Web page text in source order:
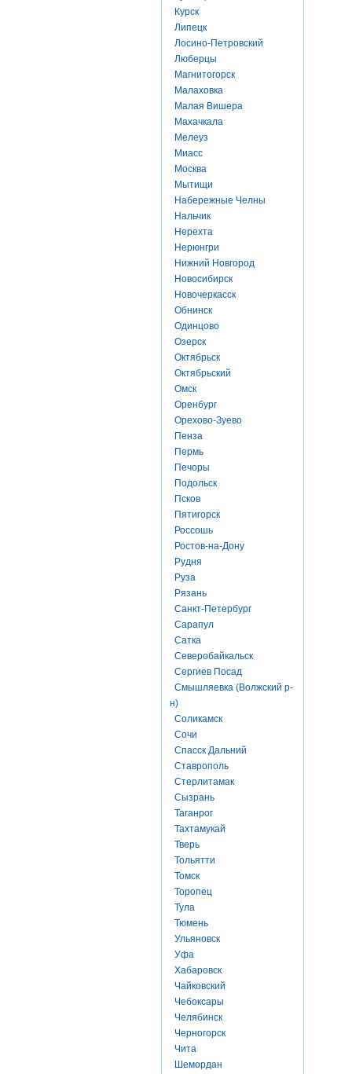
Курск
Липецк
Лосино-Петровский
Люберцы
Магнитогорск
Малаховка
Малая Вишера
Махачкала
Мелеуз
Миасс
Москва
Мытищи
Набережные Челны
Нальчик
Нерехта
Нерюнгри
Нижний Новгород
Новосибирск
Новочеркасск
Обнинск
Одинцово
Озерск
Октябрьск
Октябрьский
Омск
Оренбург
Орехово-Зуево
Пенза
Пермь
Печоры
Подольск
Псков
Пятигорск
Россошь
Ростов-на-Дону
Рудня
Руза
Рязань
Санкт-Петербург
Сарапул
Сатка
Северобайкальск
Сергиев Посад
Смышляевка (Волжский р-
н)
Соликамск
Сочи
Спасск Дальний
Ставрополь
Стерлитамак
Сызрань
Таганрог
Тахтамукай
Тверь
Тольятти
Томск
Торопец
Тула
Тюмень
Ульяновск
Уфа
Хабаровск
Чайковский
Чебоксары
Челябинск
Черногорск
Чита
Шемордан